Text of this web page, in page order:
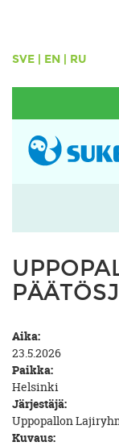
SVE EN RU
Aika:
23.5.2026
Paikka:
Helsinki
Järjestäjä:
Uppopallon
Kuvaus: